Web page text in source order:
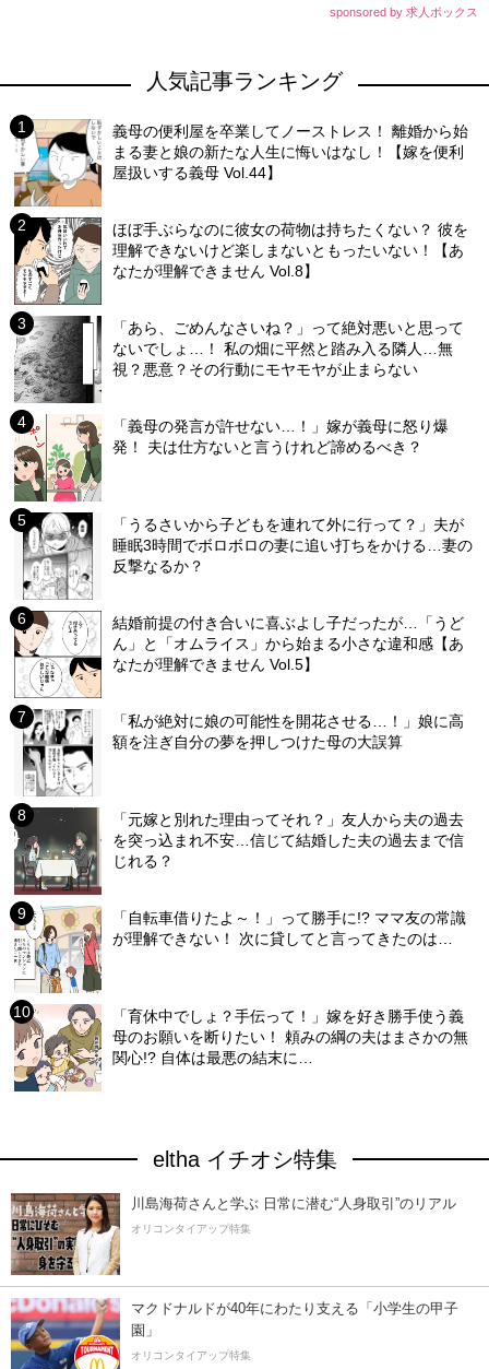
sponsored by 求人ボックス
人気記事ランキング
義母の便利屋を卒業してノーストレス！ 離婚から始
まる妻と娘の新たな人生に悔いはなし！【嫁を便利
屋扱いする義母 Vol.44】
ほぼ手ぶらなのに彼女の荷物は持ちたくない？ 彼を
理解できないけど楽しまないともったいない！【あ
なたが理解できません Vol.8】
「あら、ごめんなさいね？」って絶対悪いと思って
ないでしょ…！ 私の畑に平然と踏み入る隣人…無
視？悪意？その行動にモヤモヤが止まらない
「義母の発言が許せない…！」嫁が義母に怒り爆
発！ 夫は仕方ないと言うけれど諦めるべき？
「うるさいから子どもを連れて外に行って？」夫が
睡眠3時間でボロボロの妻に追い打ちをかける…妻の
反撃なるか？
結婚前提の付き合いに喜ぶよし子だったが…「うど
ん」と「オムライス」から始まる小さな違和感【あ
なたが理解できません Vol.5】
「私が絶対に娘の可能性を開花させる…！」娘に高
額を注ぎ自分の夢を押しつけた母の大誤算
「元嫁と別れた理由ってそれ？」友人から夫の過去
を突っ込まれ不安…信じて結婚した夫の過去まで信
じれる？
「自転車借りたよ～！」って勝手に!? ママ友の常識
が理解できない！ 次に貸してと言ってきたのは…
「育休中でしょ？手伝って！」嫁を好き勝手使う義
母のお願いを断りたい！ 頼みの綱の夫はまさかの無
関心!? 自体は最悪の結末に…
eltha イチオシ特集
川島海荷さんと学ぶ 日常に潜む“人身取引”のリアル
オリコンタイアップ特集
マクドナルドが40年にわたり支える「小学生の甲子
園」
オリコンタイアップ特集